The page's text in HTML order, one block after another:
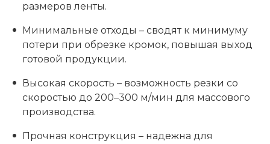
размеров ленты.
Минимальные отходы – сводят к минимуму
потери при обрезке кромок, повышая выход
готовой продукции.
Высокая скорость – возможность резки со
скоростью до 200–300 м/мин для массового
производства.
Прочная конструкция – надежна для